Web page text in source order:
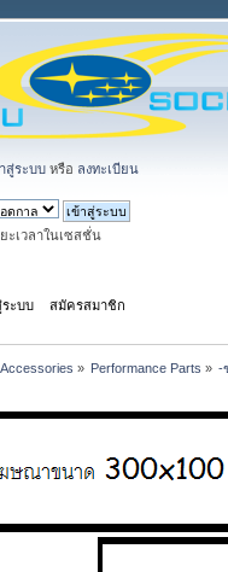
สู่ระบบ หรือ ลงทะเบียน
ะเวลาในเซสชั่น
ระบบ สมัครสมาชิก
» Performance Parts » -